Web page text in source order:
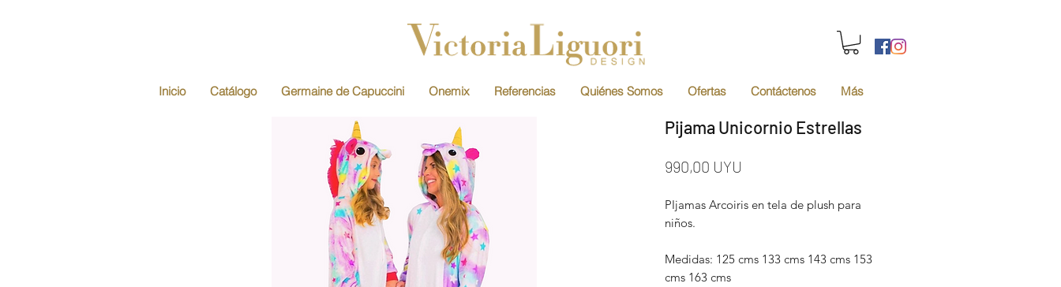
Inicio Catálogo Germaine de Capuccini Onemix Referencias Quiénes Somos Ofertas Contáctenos Más
Pijama Unicornio Estrellas
990,00 UYU
PIjamas Arcoiris en tela de plush para
niños.
Medidas: 125 cms 133 cms 143 cms 153
cms 163 cms